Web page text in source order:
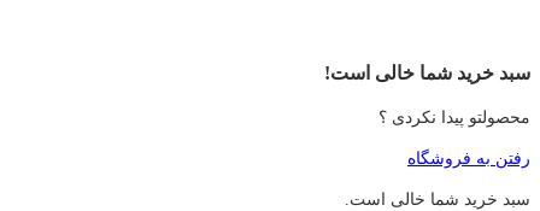
سبد خرید شما خالی است!
محصولتو پیدا نکردی ؟
رفتن به فروشگاه
سبد خرید شما خالی است.